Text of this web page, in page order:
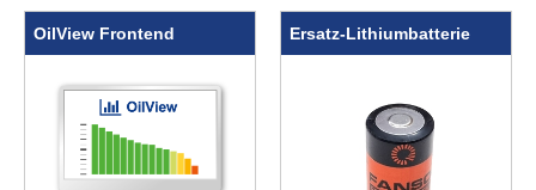
OilView Frontend Ersatz-Lithiumbatterie